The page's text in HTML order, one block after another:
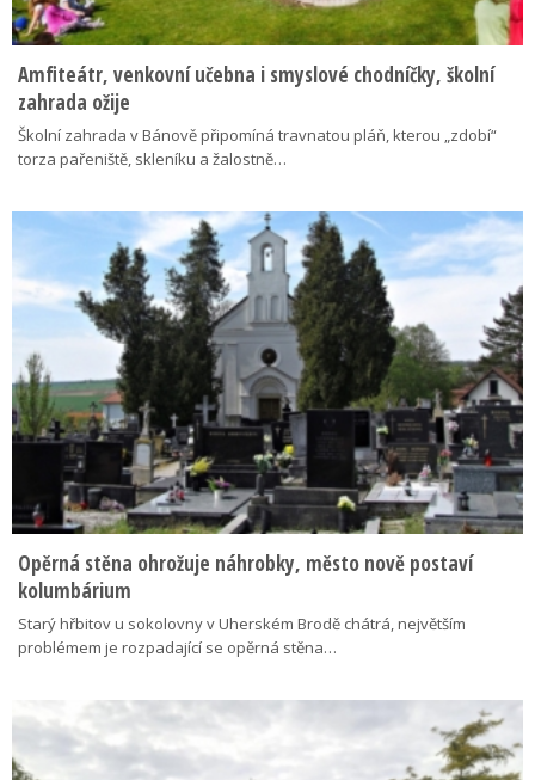
Amfiteátr, venkovní učebna i smyslové chodníčky, školní
zahrada ožije
Školní zahrada v Bánově připomíná travnatou pláň, kterou „zdobí“
torza pařeniště, skleníku a žalostně…
Opěrná stěna ohrožuje náhrobky, město nově postaví
kolumbárium
Starý hřbitov u sokolovny v Uherském Brodě chátrá, největším
problémem je rozpadající se opěrná stěna…